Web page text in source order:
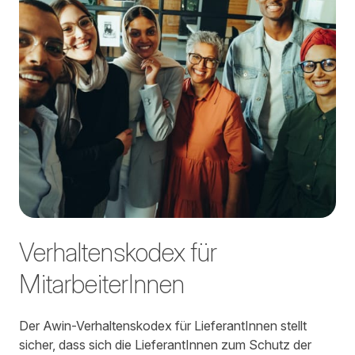
Verhaltenskodex für
MitarbeiterInnen
Der Awin-Verhaltenskodex für LieferantInnen stellt
sicher, dass sich die LieferantInnen zum Schutz der